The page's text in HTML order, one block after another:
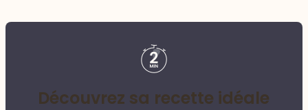
Découvrez sa recette idéale